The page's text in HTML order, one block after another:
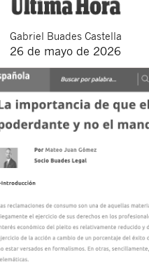
Gabriel Buades Castella
26 de mayo de 2026